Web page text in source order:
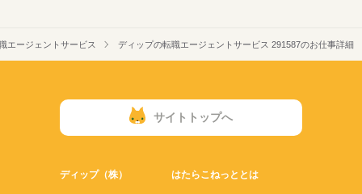
エージェントサービス ディップの転職エージェントサービス 291587のお仕事詳細
サイトトップへ
ディップ（株） はたらこねっととは